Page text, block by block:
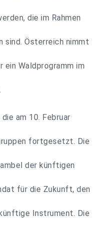
die im Rahmen
sind. Österreich nimmt
ein Waldprogramm im
am 10. Februar
fortgesetzt. Die
der künftigen
für die Zukunft, den
Instrument. Die